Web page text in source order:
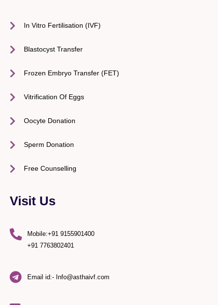
In Vitro Fertilisation (IVF)
Blastocyst Transfer
Frozen Embryo Transfer (FET)
Vitrification Of Eggs
Oocyte Donation
Sperm Donation
Free Counselling
Visit Us
Mobile:+91 9155901400
+91 7763802401
Email id:- Info@asthaivf.com